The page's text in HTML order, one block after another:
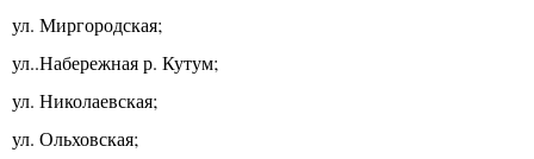
ул. Миргородская;
ул..Набережная р. Кутум;
ул. Николаевская;
ул. Ольховская;